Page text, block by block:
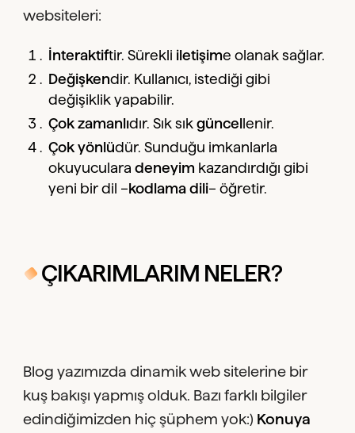
websiteleri:
İnteraktiftir. Sürekli iletişime olanak sağlar.
Değişkendir. Kullanıcı, istediği gibi
değişiklik yapabilir.
Çok zamanlıdır. Sık sıkgüncellenir.
Çok yönlüdür. Sunduğu imkanlarla
okuyucularadeneyim kazandırdığı gibi
yeni bir dil –kodlama dili– öğretir.
ÇIKARIMLARIM NELER?
Blog yazımızda dinamik web sitelerine bir
kuş bakışı yapmış olduk. Bazı farklı bilgiler
edindiğimizden hiç şüphem yok:) Konuya